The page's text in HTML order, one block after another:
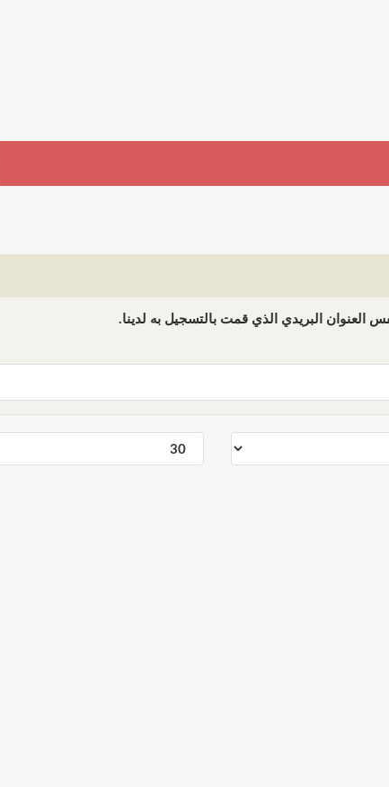
العنوان البريدي الذي قمت بالتسجيل به لدينا.